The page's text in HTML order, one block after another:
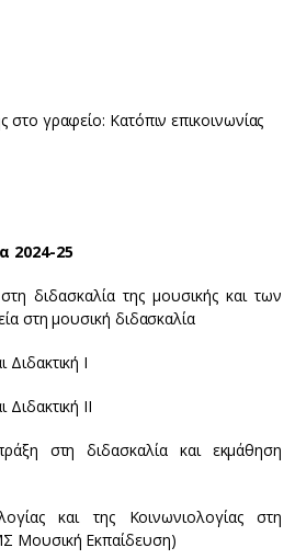
γραφείο: Κατόπιν επικοινωνίας
2024-25
διδασκαλία της μουσικής και των
στη μουσική διδασκαλία
Ι
ΙΙ
στη διδασκαλία και εκμάθηση
και της Κοινωνιολογίας στη
Μουσική Εκπαίδευση)